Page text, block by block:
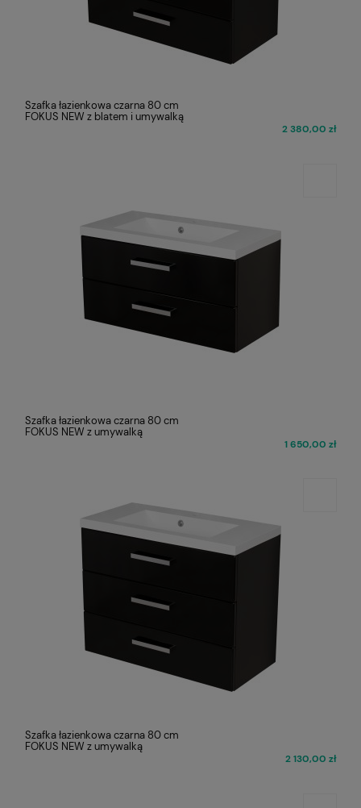
Szafka łazienkowa czarna 80 cm
FOKUS NEW z blatem i umywalką
2 380,00 zł
Szafka łazienkowa czarna 80 cm
FOKUS NEW z umywalką
1 650,00 zł
Szafka łazienkowa czarna 80 cm
FOKUS NEW z umywalką
2 130,00 zł